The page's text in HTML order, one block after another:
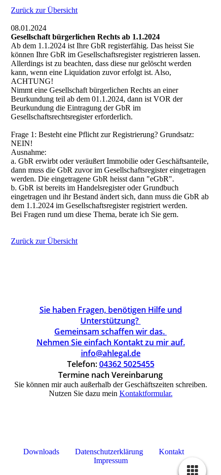
Zurück zur Übersicht
08.01.2024
Gesellschaft bürgerlichen Rechts ab 1.1.2024
Ab dem 1.1.2024 ist Ihre GbR registerfähig. Das heisst Sie
können Ihre GbR im Gesellschaftsregister registrieren lassen.
Allerdings ist zu beachten, dass diese nur gelöscht werden
kann, wenn eine Liquidation zuvor erfolgt ist. Also,
ACHTUNG!
Nimmt eine Gesellschaft bürgerlichen Rechts an einer
Beurkundung teil ab dem 01.1.2024, dann ist VOR der
Beurkundung die Eintragung der GbR im
Gesellschaftsrechtsregister erforderlich.
Frage 1: Besteht eine Pflicht zur Registrierung? Grundsatz:
NEIN!
Ausnahme:
a. GbR erwirbt oder veräußert Immobilie oder Geschäftsanteile,
dann muss die GbR zuvor im Gesellschaftsregister eingetragen
werden. Die eingetragene GbR heisst dann "eGbR".
b. GbR ist bereits im Handelsregister oder Grundbuch
eingetragen und ihr Bestand ändert sich, dann muss die GbR ab
dem 1.1.2024 im Gesellschaftsregister registriert werden.
Bei Fragen rund um diese Thema, berate ich Sie gern.
Zurück zur Übersicht
Sie haben Fragen, benötigen Hilfe und
Unterstützung?
Gemeinsam schaffen wir das.
Nehmen Sie einfach Kontakt zu mir auf.
info@ahlegal.de
Telefon:04362 5025455
Termine nach Vereinbarung
Sie können mir auch außerhalb der Geschäftszeiten schreiben.
Nutzen Sie dazu mein Kontaktformular.
Downloads Datenschutzerklärung
Kontakt
Impressum